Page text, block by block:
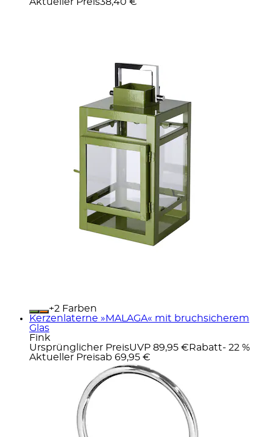
+
Farben
Kerzenlaterne »MALAGA« mit bruchsicherem
Glas
Fink
Ursprünglicher PreisUVP 89,95 € Rabatt- 22 %
Aktueller Preisab 69,95 €